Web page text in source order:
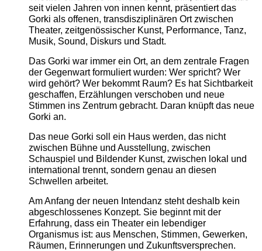
seit vielen Jahren von innen kennt, präsentiert das
Gorki als offenen, transdisziplinären Ort zwischen
Theater, zeitgenössischer Kunst, Performance, Tanz,
Musik, Sound, Diskurs und Stadt.
Das Gorki war immer ein Ort, an dem zentrale Fragen
der Gegenwart formuliert wurden: Wer spricht? Wer
wird gehört? Wer bekommt Raum? Es hat Sichtbarkeit
geschaffen, Erzählungen verschoben und neue
Stimmen ins Zentrum gebracht. Daran knüpft das neue
Gorki an.
Das neue Gorki soll ein Haus werden, das nicht
zwischen Bühne und Ausstellung, zwischen
Schauspiel und Bildender Kunst, zwischen lokal und
international trennt, sondern genau an diesen
Schwellen arbeitet.
Am Anfang der neuen Intendanz steht deshalb kein
abgeschlossenes Konzept. Sie beginnt mit der
Erfahrung, dass ein Theater ein lebendiger
Organismus ist: aus Menschen, Stimmen, Gewerken,
Räumen, Erinnerungen und Zukunftsversprechen.